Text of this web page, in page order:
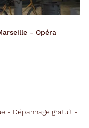
- Opéra
Dépannage gratuit